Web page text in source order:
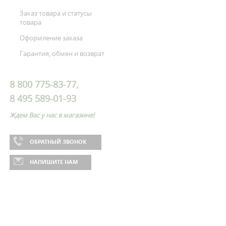
Заказ товара и статусы
товара
Оформление заказа
Гарантия, обмен и возврат
8 800 775-83-77,
8 495 589-01-93
Ждем Вас у нас в магазине!
ОБРАТНЫЙ ЗВОНОК
НАПИШИТЕ НАМ